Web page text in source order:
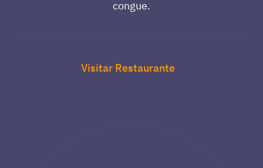
congue.
Visitar Restaurante